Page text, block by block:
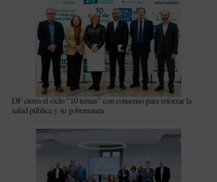
DF cierra el ciclo “10 temas” con consenso para reforzar la
salud pública y su gobernanza